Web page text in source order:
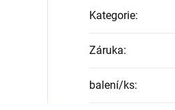
Kategorie:
Záruka:
balení/ks: